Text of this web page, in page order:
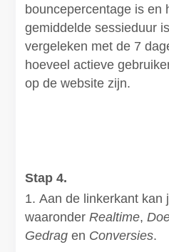
bouncepercentage is en
gemiddelde sessieduur
vergeleken met de 7
hoeveel actieve
op de website zijn.
Stap 4.
Aan de linkerkant kan
waaronder Realtime,
Gedragen Conversies.